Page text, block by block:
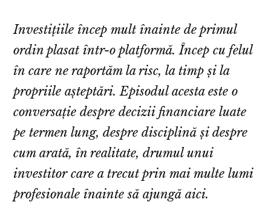
Investițiile încep mult înainte de primul
ordin plasat într-o platformă. Încep cu felul
în care ne raportăm la risc, la timp și la
propriile așteptări. Episodul acesta este o
conversație despre decizii financiare luate
pe termen lung, despre disciplină și despre
cum arată, în realitate, drumul unui
investitor care a trecut prin mai multe lumi
profesionale înainte să ajungă aici.